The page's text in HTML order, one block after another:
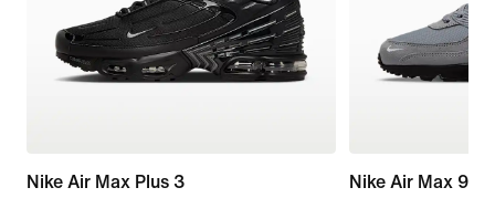
Nike Air Max Plus 3
Nike Air Max 90